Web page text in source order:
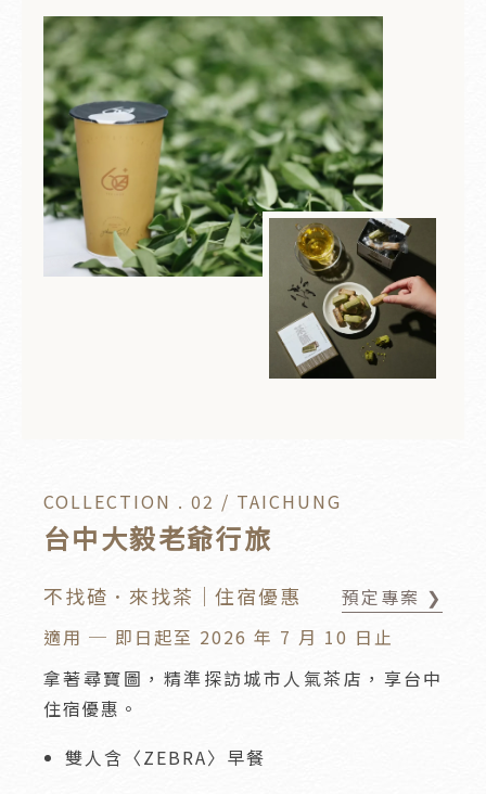
COLLECTION . 02 / TAICHUNG
台中大毅老爺行旅
不找碴．來找茶｜住宿優惠
預定專案 ❯
適用 ─ 即日起至 2026 年 7 月 10 日止
拿著尋寶圖，精準探訪城市人氣茶店，享台中
住宿優惠。
雙人含〈ZEBRA〉早餐